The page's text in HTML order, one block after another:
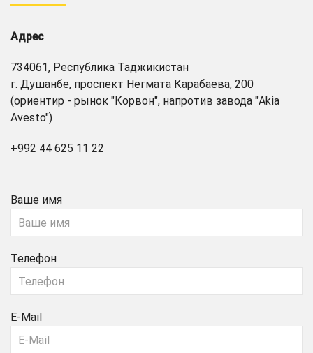
Адрес
734061, Республика Таджикистан
г. Душанбе, проспект Негмата Карабаева, 200
(ориентир - рынок "Корвон", напротив завода "Akia
Avesto")
+992 44 625 11 22
Ваше имя
Телефон
E-Mail